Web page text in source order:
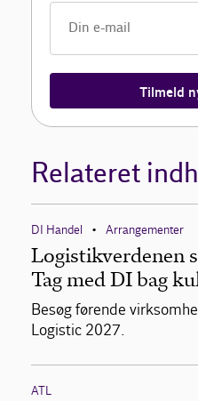
Tilmeld
Relateret
DI Handel • Arrangementer
Logistikverdenen
Tag med DI bag
Besøg førende
Logistic 2027.
ATL